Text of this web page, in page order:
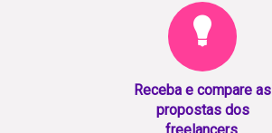
Receba e compare as
propostas dos